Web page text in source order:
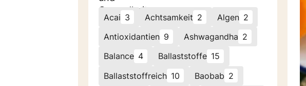
Acai 3 Achtsamkeit 2 Algen 2
Antioxidantien 9 Ashwagandha 2
Balance 4 Ballaststoffe 15
Ballaststoffreich 10 Baobab 2